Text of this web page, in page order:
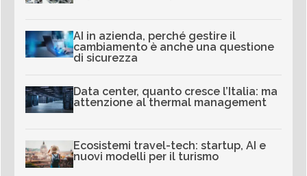
AI in azienda, perché gestire il
cambiamento è anche una questione
di sicurezza
Data center, quanto cresce l’Italia: ma
attenzione al thermal management
Ecosistemi travel-tech: startup, AI e
nuovi modelli per il turismo